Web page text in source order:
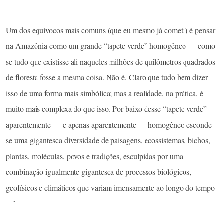
Um dos equívocos mais comuns (que eu mesmo já cometi) é pensar
na Amazônia como um grande “tapete verde” homogêneo — como
se tudo que existisse ali naqueles milhões de quilômetros quadrados
de floresta fosse a mesma coisa. Não é. Claro que tudo bem dizer
isso de uma forma mais simbólica; mas a realidade, na prática, é
muito mais complexa do que isso. Por baixo desse “tapete verde”
aparentemente — e apenas aparentemente — homogêneo esconde-
se uma gigantesca diversidade de paisagens, ecossistemas, bichos,
plantas, moléculas, povos e tradições, esculpidas por uma
combinação igualmente gigantesca de processos biológicos,
geofísicos e climáticos que variam imensamente ao longo do tempo